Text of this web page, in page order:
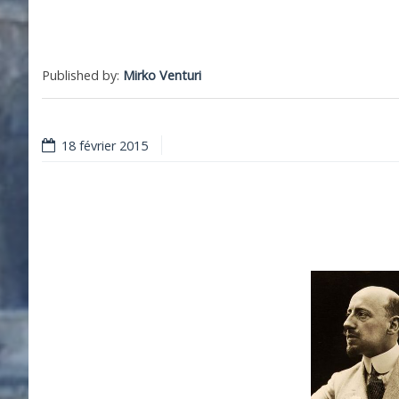
Published by: Mirko Venturi
18 février 2015